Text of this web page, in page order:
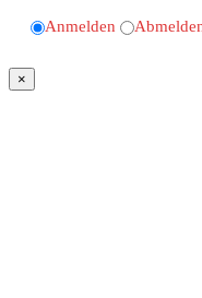
Anmelden
×